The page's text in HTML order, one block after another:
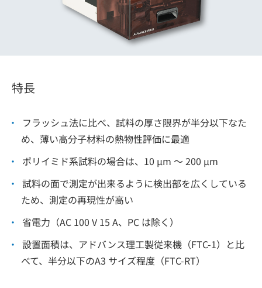
特長
フラッシュ法に比べ、試料の厚さ限界が半分以下なた
め、薄い高分子材料の熱物性評価に最適
ポリイミド系試料の場合は、10 μm ～ 200 μm
試料の面で測定が出来るように検出部を広くしている
ため、測定の再現性が高い
省電力（AC 100 V 15 A、PC は除く）
設置面積は、アドバンス理工製従来機（FTC-1）と比
べて、半分以下のA3 サイズ程度（FTC-RT）